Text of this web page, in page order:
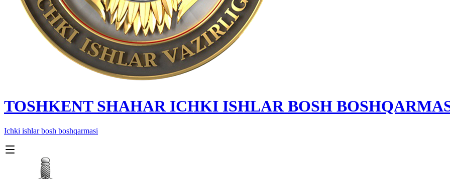
TOSHKENT SHAHAR IСHKI ISHLAR BOSH
Ichki ishlar bosh boshqarmasi